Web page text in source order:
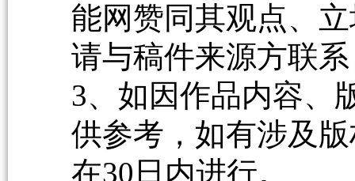
能网赞同其观点、
请与稿件来源方联
3、如因作品内容、
供参考，如有涉及
在30日内进行。